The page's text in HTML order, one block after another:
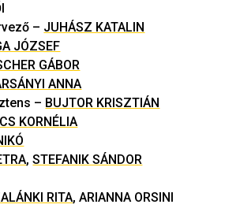
– JUHÁSZ KATALIN
JÓZSEF
GÁBOR
ANNA
– BUJTOR KRISZTIÁN
KORNÉLIA
,STEFANIK SÁNDOR
RITA,ARIANNA ORSINI